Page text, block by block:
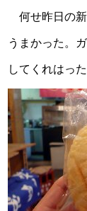
何せ昨日の新
うまかった。
してくれはっ